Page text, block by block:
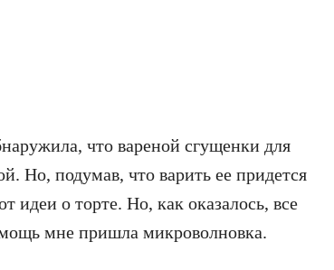
что вареной сгущенки для
Но, подумав, что варить ее придется
идеи о торте. Но, как оказалось, все
мне пришла микроволновка.